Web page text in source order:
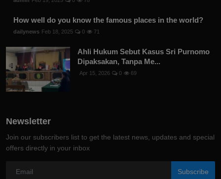
How well do you know the famous places in the world?
dailynews Feb 18, 2025 0 71
Ahli Hukum Sebut Kasus Sri Purnomo
Dipaksakan, Tanpa Me...
Apr 15, 2026 0 69
Newsletter
Join our subscribers list to get the latest news, updates and special
offers directly in your inbox
Subscribe